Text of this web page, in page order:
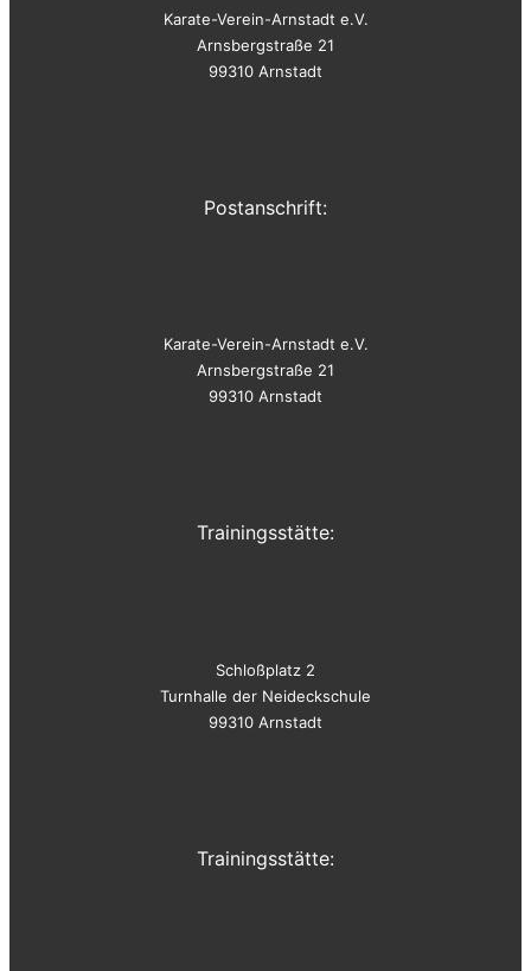
Karate-Verein-Arnstadt e.V.
Arnsbergstraße 21
99310 Arnstadt
Postanschrift:
Karate-Verein-Arnstadt e.V.
Arnsbergstraße 21
99310 Arnstadt
Trainingsstätte:
Schloßplatz 2
Turnhalle der Neideckschule
99310 Arnstadt
Trainingsstätte: